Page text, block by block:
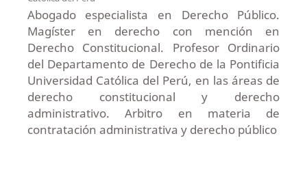
Abogado especialista en Derecho Público.
Magíster en derecho con mención en
Derecho Constitucional. Profesor Ordinario
del Departamento de Derecho de la Pontificia
Universidad Católica del Perú, en las áreas de
derecho constitucional y derecho
administrativo. Arbitro en materia de
contratación administrativa y derecho público